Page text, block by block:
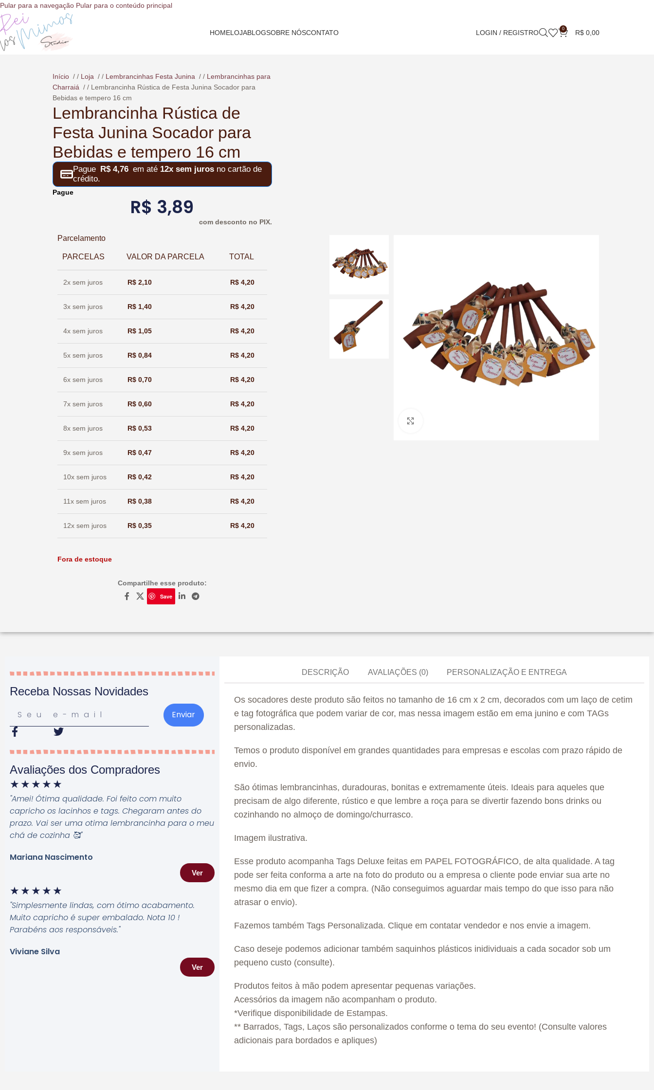
conteúdo
Pular para a navegação Pular para o conteúdo principal
HOMELOJABLOGSOBRE NÓSCONTATO LOGIN / REGISTRO 0 R$ 0,00
Início / Loja / Lembrancinhas Festa Junina /
Lembrancinhas para
Charraiá /
Lembrancinha Rústica de Festa Junina Socador para
Bebidas e tempero 16 cm
Lembrancinha Rústica de
Festa Junina Socador para
Bebidas e tempero 16 cm
Pague R$4,76 em até 12x sem jurosno cartão de
crédito.
Pague
R$ 3,89
com desconto no PIX.
Parcelamento
PARCELAS VALOR DA PARCELA TOTAL
2x sem juros R$2,10 R$4,20
3x sem juros R$1,40 R$4,20
4x sem juros R$1,05 R$4,20
5x sem juros R$0,84 R$4,20
6x sem juros R$0,70 R$4,20
7x sem juros R$0,60 R$4,20
8x sem juros R$0,53 R$4,20
9x sem juros R$0,47 R$4,20
10x sem juros R$0,42 R$4,20
11x sem juros R$0,38 R$4,20
12x sem juros R$0,35 R$4,20
Fora de estoque
Compartilhe esse produto:
Save
Receba Nossas Novidades
Enviar
Avaliações dos Compradores
★ ★ ★ ★ ★
"Amei! Ótima qualidade. Foi feito com muito
capricho os lacinhos e tags. Chegaram antes do
prazo. Vai ser uma otima lembrancinha para o meu
chá de cozinha 🥰"
Mariana Nascimento
Ver
★ ★ ★ ★ ★
"Simplesmente lindas, com ótimo acabamento.
Muito capricho é super embalado. Nota 10 !
Parabéns aos responsáveis."
Viviane Silva
Ver
DESCRIÇÃO AVALIAÇÕES (0) PERSONALIZAÇÃO E ENTREGA
Os socadores deste produto são feitos no tamanho de 16 cm x 2 cm, decorados com um laço de cetim
e tag fotográfica que podem variar de cor, mas nessa imagem estão em ema junino e com TAGs
personalizadas.
Temos o produto disponível em grandes quantidades para empresas e escolas com prazo rápido de
envio.
São ótimas lembrancinhas, duradouras, bonitas e extremamente úteis. Ideais para aqueles que
precisam de algo diferente, rústico e que lembre a roça para se divertir fazendo bons drinks ou
cozinhando no almoço de domingo/churrasco.
Imagem ilustrativa.
Esse produto acompanha Tags Deluxe feitas em PAPEL FOTOGRÁFICO, de alta qualidade. A tag
pode ser feita conforma a arte na foto do produto ou a empresa o cliente pode enviar sua arte no
mesmo dia em que fizer a compra. (Não conseguimos aguardar mais tempo do que isso para não
atrasar o envio).
Fazemos também Tags Personalizada. Clique em contatar vendedor e nos envie a imagem.
Caso deseje podemos adicionar também saquinhos plásticos inidividuais a cada socador sob um
pequeno custo (consulte).
Produtos feitos à mão podem apresentar pequenas variações.
Acessórios da imagem não acompanham o produto.
*Verifique disponibilidade de Estampas.
** Barrados, Tags, Laços são personalizados conforme o tema do seu evento! (Consulte valores
adicionais para bordados e apliques)